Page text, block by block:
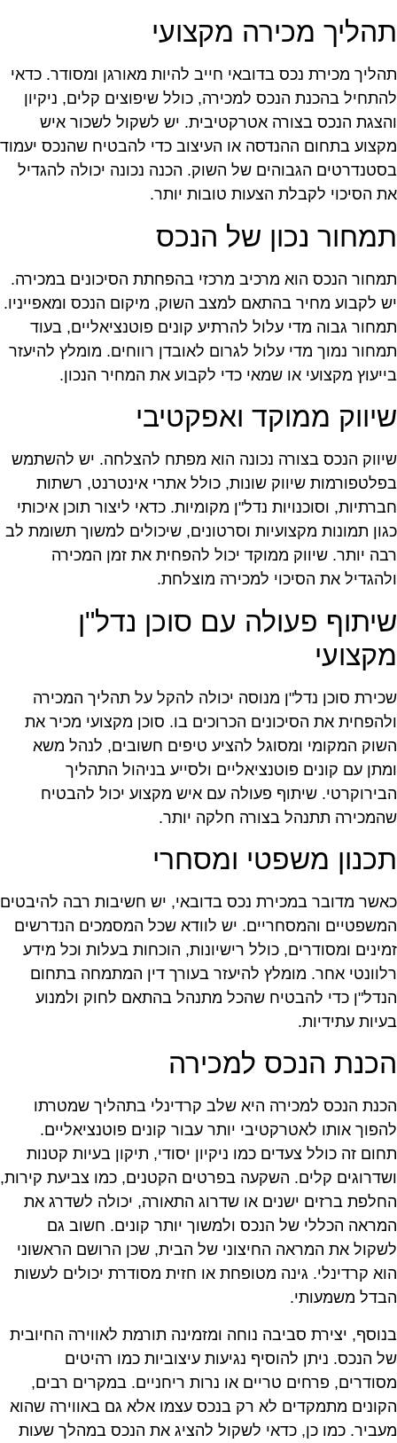
מכירה מקצועי
מכירת נכס בדובאי חייב להיות מאורגן ומסודר. כדאי
בהכנת הנכס למכירה, כולל שיפוצים קלים, ניקיון
הנכס בצורה אטרקטיבית. יש לשקול לשכור איש
בתחום ההנדסה או העיצוב כדי להבטיח שהנכס יעמוד
הגבוהים של השוק. הכנה נכונה יכולה להגדיל
הסיכוי לקבלת הצעות טובות יותר.
נכון של הנכס
הנכס הוא מרכיב מרכזי בהפחתת הסיכונים במכירה.
לקבוע מחיר בהתאם למצב השוק, מיקום הנכס ומאפייניו.
גבוה מדי עלול להרתיע קונים פוטנציאליים, בעוד
נמוך מדי עלול לגרום לאובדן רווחים. מומלץ להיעזר
מקצועי או שמאי כדי לקבוע את המחיר הנכון.
ממוקד ואפקטיבי
הנכס בצורה נכונה הוא מפתח להצלחה. יש להשתמש
שיווק שונות, כולל אתרי אינטרנט, רשתות
וסוכנויות נדל"ן מקומיות. כדאי ליצור תוכן איכותי
תמונות מקצועיות וסרטונים, שיכולים למשוך תשומת לב
יותר. שיווק ממוקד יכול להפחית את זמן המכירה
את הסיכוי למכירה מוצלחת.
פעולה עם סוכן נדל"ן
סוכן נדל"ן מנוסה יכולה להקל על תהליך המכירה
את הסיכונים הכרוכים בו. סוכן מקצועי מכיר את
המקומי ומסוגל להציע טיפים חשובים, לנהל משא
עם קונים פוטנציאליים ולסייע בניהול התהליך
שיתוף פעולה עם איש מקצוע יכול להבטיח
תתנהל בצורה חלקה יותר.
משפטי ומסחרי
מדובר במכירת נכס בדובאי, יש חשיבות רבה להיבטים
והמסחריים. יש לוודא שכל המסמכים הנדרשים
ומסודרים, כולל רישיונות, הוכחות בעלות וכל מידע
אחר. מומלץ להיעזר בעורך דין המתמחה בתחום
כדי להבטיח שהכל מתנהל בהתאם לחוק ולמנוע
עתידיות.
הנכס למכירה
הנכס למכירה היא שלב קרדינלי בתהליך שמטרתו
אותו לאטרקטיבי יותר עבור קונים פוטנציאליים.
זה כולל צעדים כמו ניקיון יסודי, תיקון בעיות קטנות
קלים. השקעה בפרטים הקטנים, כמו צביעת קירות,
ברזים ישנים או שדרוג התאורה, יכולה לשדרג את
הכללי של הנכס ולמשוך יותר קונים. חשוב גם
את המראה החיצוני של הבית, שכן הרושם הראשוני
קרדינלי. גינה מטופחת או חזית מסודרת יכולים לעשות
משמעותי.
יצירת סביבה נוחה ומזמינה תורמת לאווירה החיובית
הנכס. ניתן להוסיף נגיעות עיצוביות כמו רהיטים
פרחים טריים או נרות ריחניים. במקרים רבים,
מתמקדים לא רק בנכס עצמו אלא גם באווירה שהוא
כמו כן, כדאי לשקול להציג את הנכס במהלך שעות